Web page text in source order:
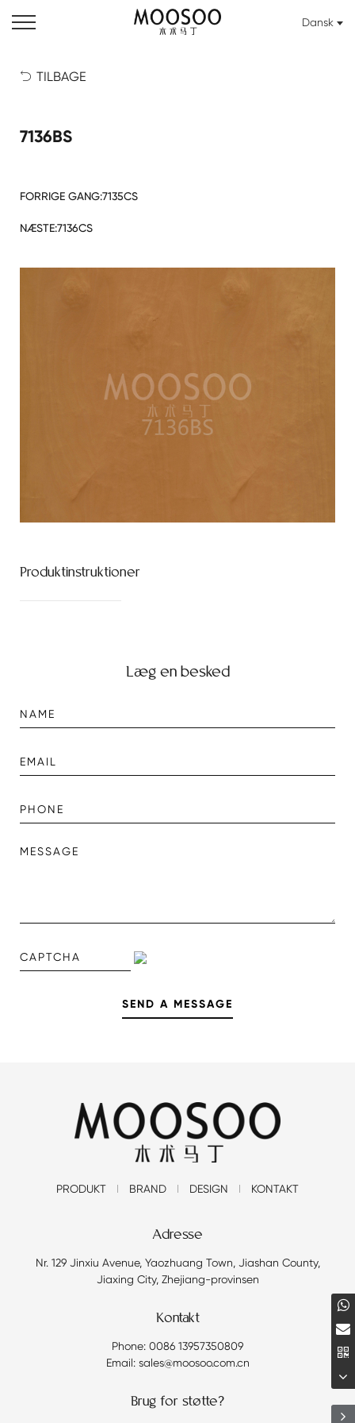
Dansk
 TILBAGE
7136BS
FORRIGE GANG:7135CS
NÆSTE:7136CS
Produktinstruktioner
Læg en besked
PRODUKT BRAND DESIGN KONTAKT
Adresse
Nr. 129 Jinxiu Avenue, Yaozhuang Town, Jiashan County,
Jiaxing City, Zhejiang-provinsen
Kontakt
Phone: 0086 13957350809
Email: sales@moosoo.com.cn
Brug for støtte?